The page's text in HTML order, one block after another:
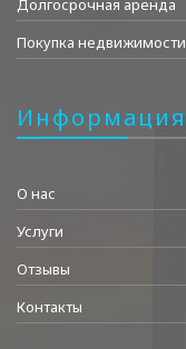
Долгосрочная аренда
Покупка недвижимости
Информация
О нас
Услуги
Отзывы
Контакты